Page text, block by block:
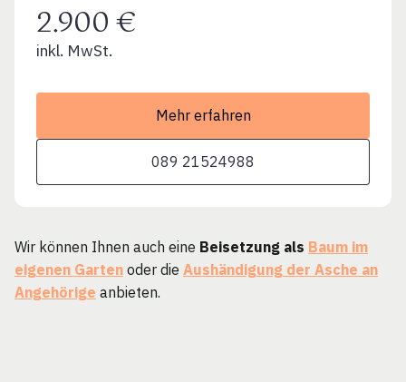
2.900 €
inkl. MwSt.
Mehr erfahren
089 21524988
Wir können Ihnen auch eine Beisetzung als Baum im
eigenen Garten oder die Aushändigung der Asche an
Angehörige anbieten.